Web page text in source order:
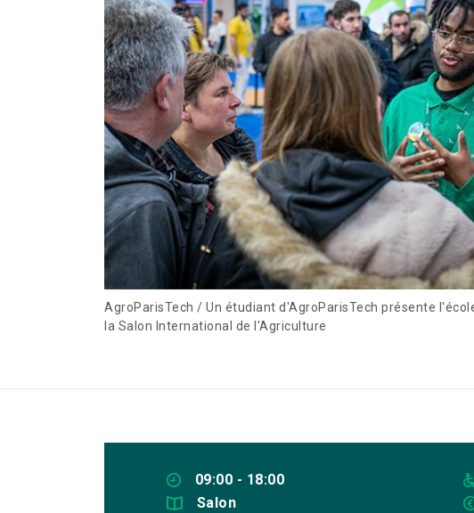
AgroParisTech / Un étudiant d'AgroParisTech présente
la Salon International de l'Agriculture
09:00 - 18:00
Salon